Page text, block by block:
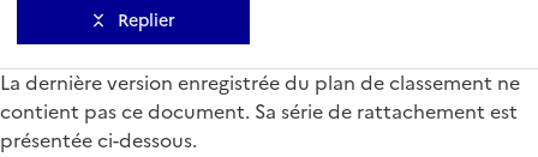
Replier
La dernière version enregistrée du plan de classement ne
contient pas ce document. Sa série de rattachement est
présentée ci-dessous.